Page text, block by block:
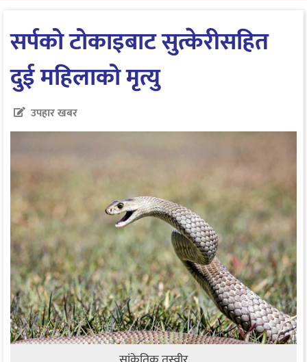
सर्पको टोकाइबाट सुत्केरीसहित
दुई महिलाको मृत्यु
उपहार खबर